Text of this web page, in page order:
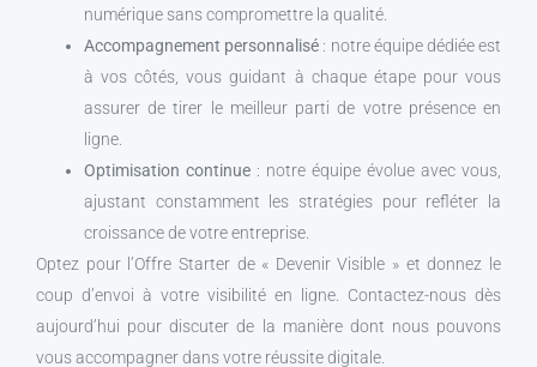
numérique sans compromettre la qualité.
Accompagnement personnalisé : notre équipe dédiée est
à vos côtés, vous guidant à chaque étape pour vous
assurer de tirer le meilleur parti de votre présence en
ligne.
Optimisation continue : notre équipe évolue avec vous,
ajustant constamment les stratégies pour refléter la
croissance de votre entreprise.
Optez pour l’Offre Starter de « Devenir Visible » et donnez le
coup d’envoi à votre visibilité en ligne. Contactez-nous dès
aujourd’hui pour discuter de la manière dont nous pouvons
vous accompagner dans votre réussite digitale.